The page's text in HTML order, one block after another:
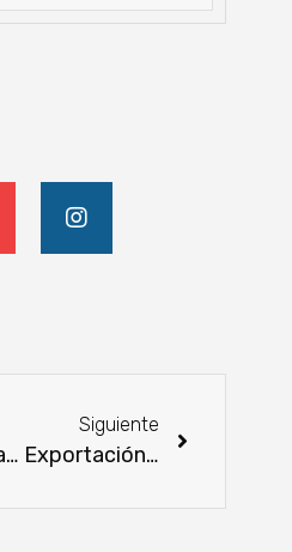
Lluvias aisladas ayudan a productores que ya sembraron zafriña
Siguiente
Exportación de trigo fue la menor en los últimos 10 años Las exportaciones de trigo hasta enero